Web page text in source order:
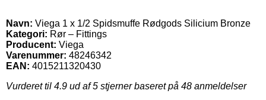
Navn: Viega 1 x 1/2 Spidsmuffe Rødgods Silicium Bronze
Kategori: Rør – Fittings
Producent: Viega
Varenummer: 48246342
EAN: 4015211320430
Vurderet til 4.9 ud af 5 stjerner baseret på 48 anmeldelser